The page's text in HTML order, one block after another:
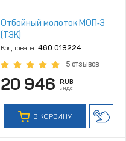
Отбойный молоток МОП‑3
(ТЗК)
Код товара: 460.019224
5 отзывов
20 946 RUB
с НДС
В КОРЗИНУ